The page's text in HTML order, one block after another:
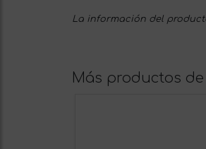
La información del
Más productos